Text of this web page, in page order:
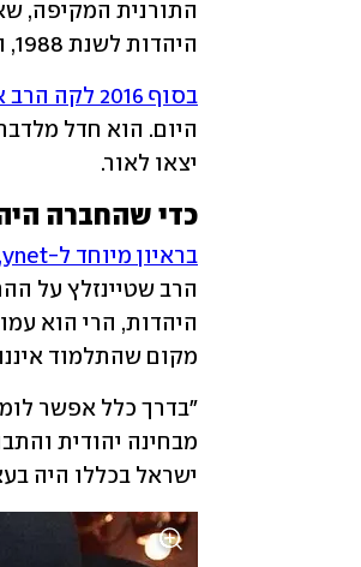
היהדות לשנת 1988, וכן בעיטור הנשיא לשנת 2012.
בסוף 2016 לקה הרב אבן ישראל בשבץ מוחי
יצאו לאור.
כדי שהחברה
בראיון מיוחד ל-ynet, לקראת השלמת פרויקט חייו,
מקום שהתלמוד
ישראל בכללו היה